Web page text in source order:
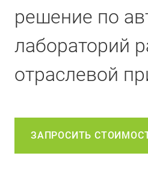
решение по
лабораторий
отраслевой
ЗАПРОСИТЬ